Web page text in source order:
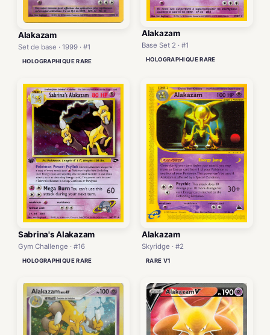
Alakazam
Set de base · 1999 · #1
HOLOGRAPHIQUE RARE
Alakazam
Base Set 2 · #1
HOLOGRAPHIQUE RARE
Sabrina's Alakazam
Gym Challenge · #16
HOLOGRAPHIQUE RARE
Alakazam
Skyridge · #2
RARE V1